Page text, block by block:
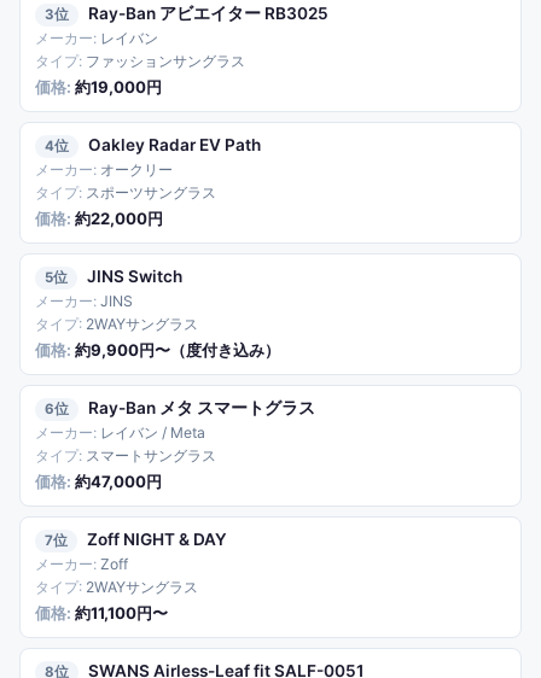
3 Ray-Ban アビエイター RB3025
レイバン
ファッションサングラス
約19,000円
4 Oakley Radar EV Path
オークリー
スポーツサングラス
約22,000円
5 JINS Switch
JINS
2WAYサングラス
約9,900円〜（度付き込み）
6 Ray-Ban メタ スマートグラス
レイバン / Meta
スマートサングラス
約47,000円
7 Zoff NIGHT & DAY
Zoff
2WAYサングラス
約11,100円〜
8 SWANS Airless-Leaf fit SALF-0051